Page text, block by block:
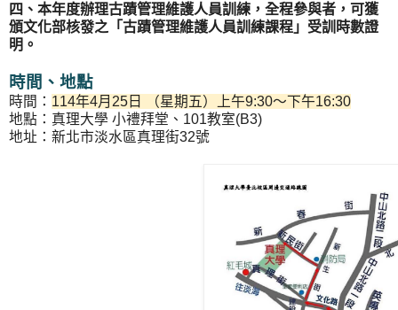
四、本年度辦理古蹟管理維護人員訓練，全程參與者，可獲
頒文化部核發之「古蹟管理維護人員訓練課程」受訓時數證
明。
時間、地點
時間： 114年4月25日 （星期五）上午9:30～下午16:30
地點：真理大學 小禮拜堂、101教室(B3)
地址：新北市淡水區真理街32號